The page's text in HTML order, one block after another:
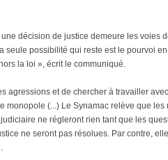
décision de justice demeure les voies
seule possibilité qui reste est le pourvoi
la loi », écrit le communiqué.
agressions et de chercher à travailler
monopole (...) Le Synamac relève que
ne régleront rien tant que les
ne seront pas résolues. Par contre,